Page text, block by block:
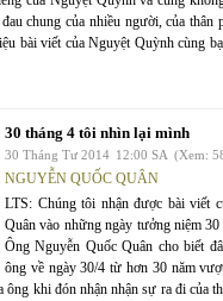
chung của nhiều người, của thân
bài viết của Nguyệt Quỳnh cùng
30 tháng 4 tôi nhìn lại mình
30 Tháng Tư 2014 12:00 SA (Xem:
NGUYỄN QUỐC QUÂN
LTS: Chúng tôi nhận được bài viết
Quân vào những ngày tưởng niệm
Ông Nguyễn Quốc Quân cho biết
ông về ngày 30/4 từ hơn 30 năm
ông khi đón nhận nhận sự ra đi của